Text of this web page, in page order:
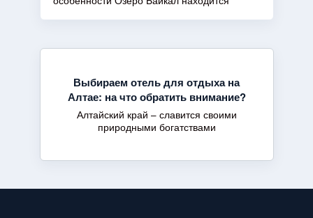
Выбираем отель для отдыха на
Алтае: на что обратить внимание?
Алтайский край – славится своими
природными богатствами